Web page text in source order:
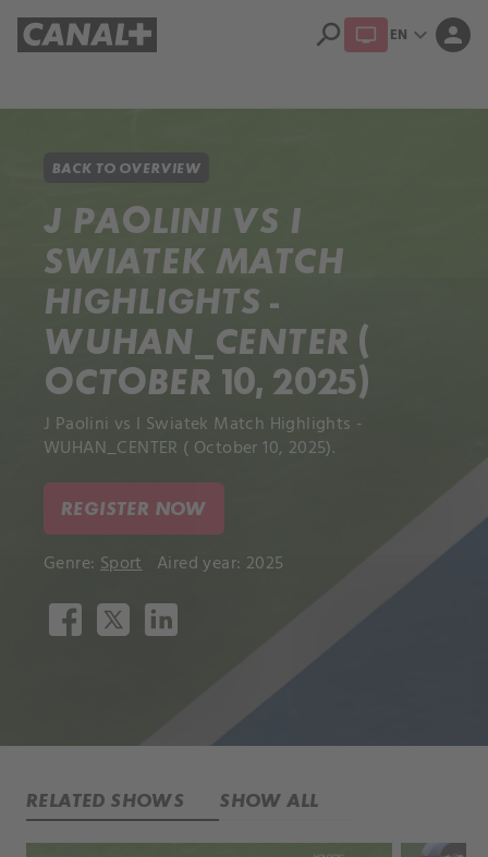
search EN expand_more person
BACK TO OVERVIEW
J PAOLINI VS I
SWIATEK MATCH
HIGHLIGHTS -
WUHAN_CENTER (
OCTOBER 10, 2025)
J Paolini vs I Swiatek Match Highlights -
WUHAN_CENTER ( October 10, 2025).
REGISTER NOW
Genre: Sport Aired year: 2025
RELATED SHOWS SHOW ALL